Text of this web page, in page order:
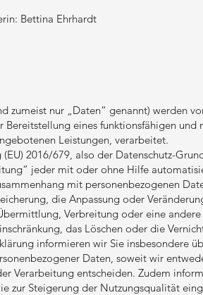
Bettina Ehrhardt
zumeist nur „Daten“ genannt) werden
Bereitstellung eines funktionsfähigen
Leistungen, verarbeitet.
2016/679, also der Datenschutz-
jeder mit oder ohne Hilfe
mit personenbezogenen
die Anpassung oder
Verbreitung oder eine
das Löschen oder die
informieren wir Sie insbesondere
Daten, soweit wir
Verarbeitung entscheiden. Zudem
zur Steigerung der Nutzungsqualität